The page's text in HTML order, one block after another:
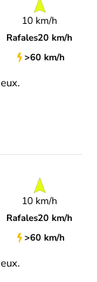
10 km/h
Rafales20 km/h
>60 km/h
10 km/h
Rafales20 km/h
>60 km/h